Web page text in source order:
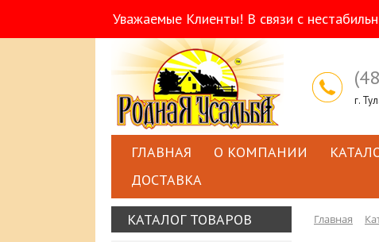
Уважаемые Клиенты! В связи с
г.
ГЛАВНАЯ О КОМПАНИИ
ДОСТАВКА
КАТАЛОГ ТОВАРОВ Главная